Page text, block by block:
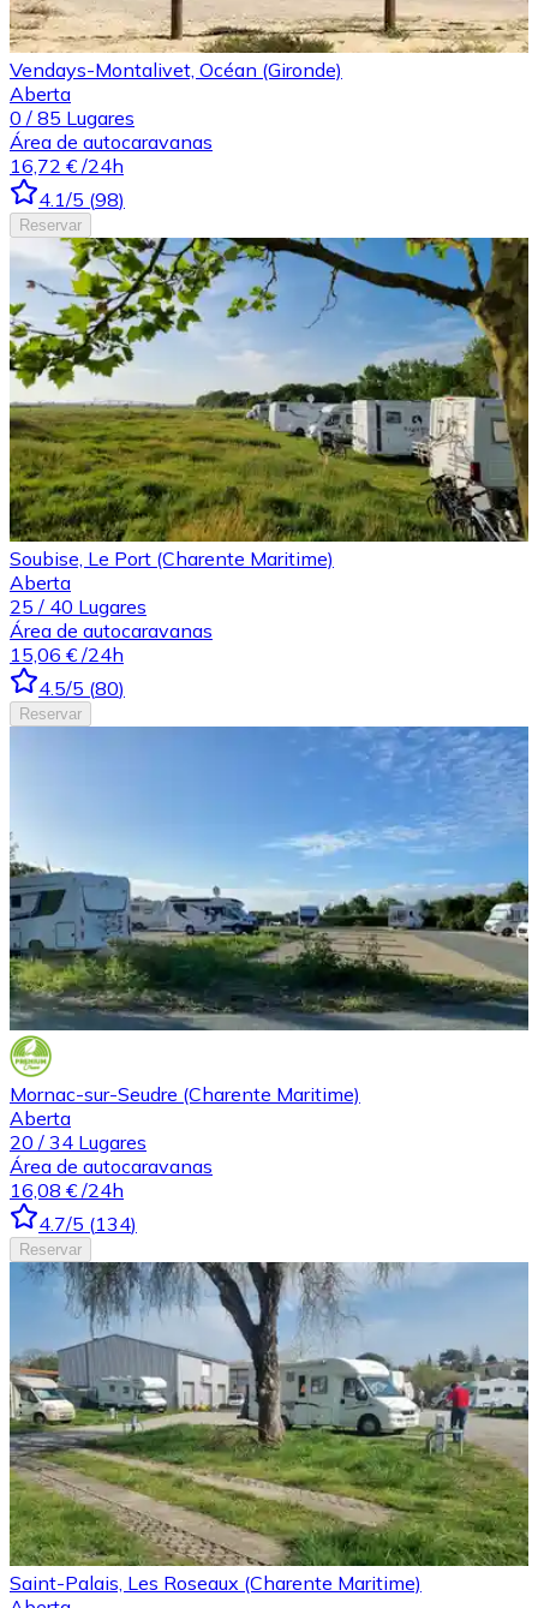
Vendays-Montalivet, Océan (Gironde)
Aberta
0 / 85 Lugares
Área de autocaravanas
16,72 € /24h
4.1/5 (98)
Reservar
Soubise, Le Port (Charente Maritime)
Aberta
25 / 40 Lugares
Área de autocaravanas
15,06 € /24h
4.5/5 (80)
Reservar
Mornac-sur-Seudre (Charente Maritime)
Aberta
20 / 34 Lugares
Área de autocaravanas
16,08 € /24h
4.7/5 (134)
Reservar
Saint-Palais, Les Roseaux (Charente Maritime)